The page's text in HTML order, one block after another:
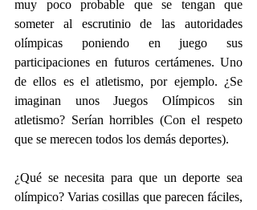
muy poco probable que se tengan que
someter al escrutinio de las autoridades
olímpicas poniendo en juego sus
participaciones en futuros certámenes. Uno
de ellos es el atletismo, por ejemplo. ¿Se
imaginan unos Juegos Olímpicos sin
atletismo? Serían horribles (Con el respeto
que se merecen todos los demás deportes).
¿Qué se necesita para que un deporte sea
olímpico? Varias cosillas que parecen fáciles,